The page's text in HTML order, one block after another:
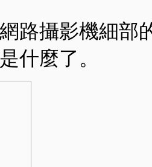
路攝影機細部
什麼了。